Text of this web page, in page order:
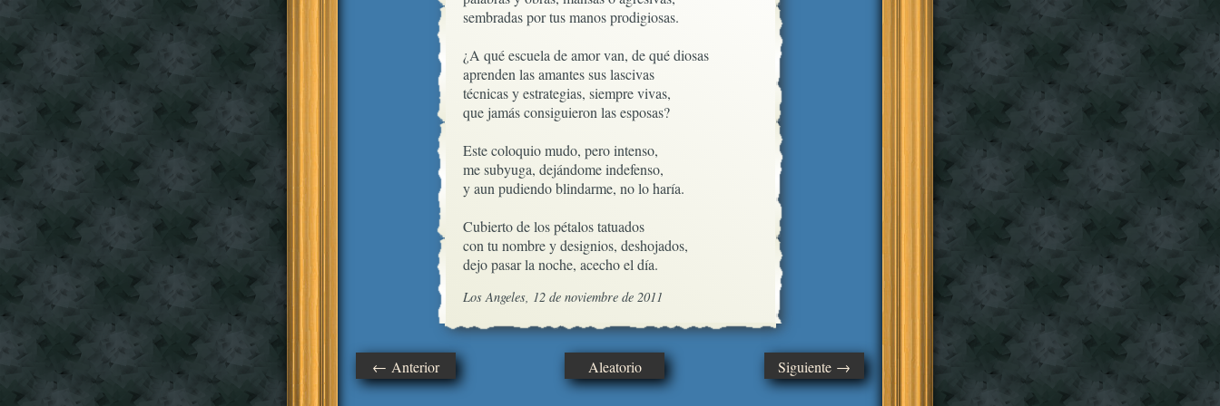
sembradas por tus manos prodigiosas.
¿A qué escuela de amor van, de qué diosas
aprenden las amantes sus lascivas
técnicas y estrategias, siempre vivas,
que jamás consiguieron las esposas?
Este coloquio mudo, pero intenso,
me subyuga, dejándome indefenso,
y aun pudiendo blindarme, no lo haría.
Cubierto de los pétalos tatuados
con tu nombre y designios, deshojados,
dejo pasar la noche, acecho el día.
Los Angeles, 12 de noviembre de 2011
← Anterior Aleatorio Siguiente →